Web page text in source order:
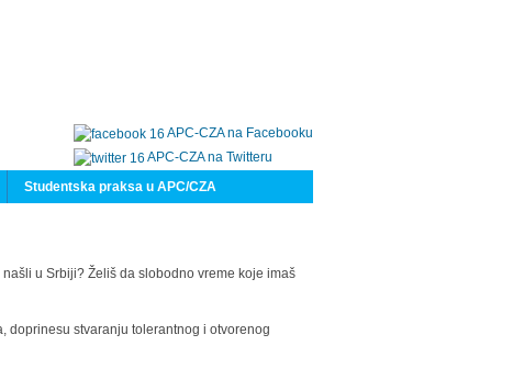
APC-CZA na Facebooku
APC-CZA na Twitteru
Studentska praksa u APC/CZA
u Srbiji? Želiš da slobodno vreme koje imaš
doprinesu stvaranju tolerantnog i otvorenog